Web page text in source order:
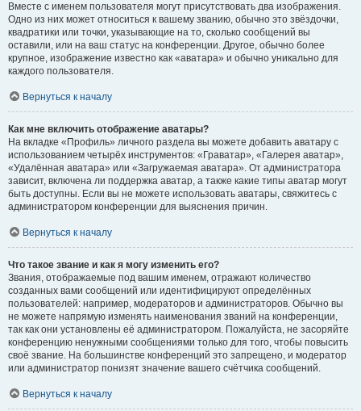
Вместе с именем пользователя могут присутствовать два изображения.
Одно из них может относиться к вашему званию, обычно это звёздочки,
квадратики или точки, указывающие на то, сколько сообщений вы
оставили, или на ваш статус на конференции. Другое, обычно более
крупное, изображение известно как «аватара» и обычно уникально для
каждого пользователя.
Вернуться к началу
Как мне включить отображение аватары?
На вкладке «Профиль» личного раздела вы можете добавить аватару с
использованием четырёх инструментов: «Граватар», «Галерея аватар»,
«Удалённая аватара» или «Загружаемая аватара». От администратора
зависит, включена ли поддержка аватар, а также какие типы аватар могут
быть доступны. Если вы не можете использовать аватары, свяжитесь с
администратором конференции для выяснения причин.
Вернуться к началу
Что такое звание и как я могу изменить его?
Звания, отображаемые под вашим именем, отражают количество
созданных вами сообщений или идентифицируют определённых
пользователей: например, модераторов и администраторов. Обычно вы
не можете напрямую изменять наименования званий на конференции,
так как они установлены её администратором. Пожалуйста, не засоряйте
конференцию ненужными сообщениями только для того, чтобы повысить
своё звание. На большинстве конференций это запрещено, и модератор
или администратор понизят значение вашего счётчика сообщений.
Вернуться к началу